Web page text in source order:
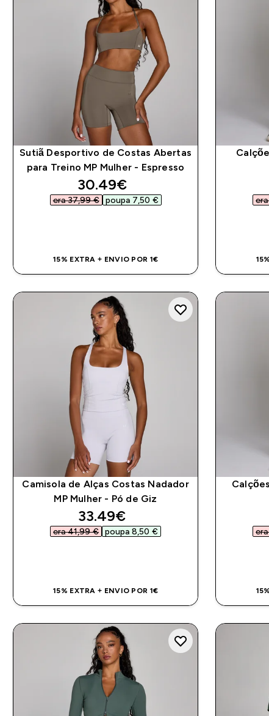
Sutiã Desportivo de Costas Abertas
para Treino MP Mulher - Espresso
discounted price
30.49€‎
era 37,99 €‎ poupa 7,50 €‎
15% EXTRA + ENVIO POR 1€
Camisola de Alças Costas Nadador
MP Mulher - Pó de Giz
discounted price
33.49€‎
era 41,99 €‎ poupa 8,50 €‎
15% EXTRA + ENVIO POR 1€